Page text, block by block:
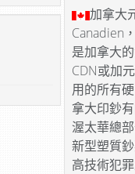
加拿大
Canadien
是加拿大
CDN或加
用的所有
拿大印鈔
渥太華總
新型塑質
高技術犯